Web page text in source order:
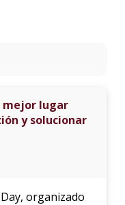
mejor lugar
y solucionar
organizado